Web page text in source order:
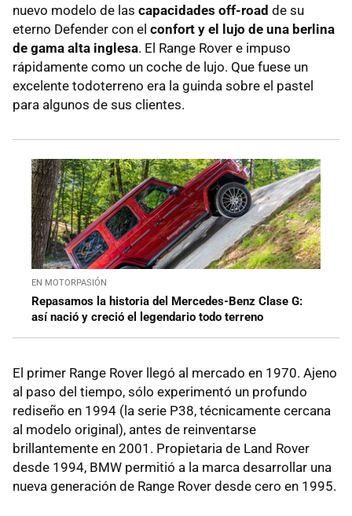
nuevo modelo de las capacidades off-road de su
eterno Defender con el confort y el lujo de una berlina
de gama alta inglesa. El Range Rover e impuso
rápidamente como un coche de lujo. Que fuese un
excelente todoterreno era la guinda sobre el pastel
para algunos de sus clientes.
EN MOTORPASIÓN
Repasamos la historia del Mercedes-Benz Clase G:
así nació y creció el legendario todo terreno
El primer Range Rover llegó al mercado en 1970. Ajeno
al paso del tiempo, sólo experimentó un profundo
rediseño en 1994 (la serie P38, técnicamente cercana
al modelo original), antes de reinventarse
brillantemente en 2001. Propietaria de Land Rover
desde 1994, BMW permitió a la marca desarrollar una
nueva generación de Range Rover desde cero en 1995.